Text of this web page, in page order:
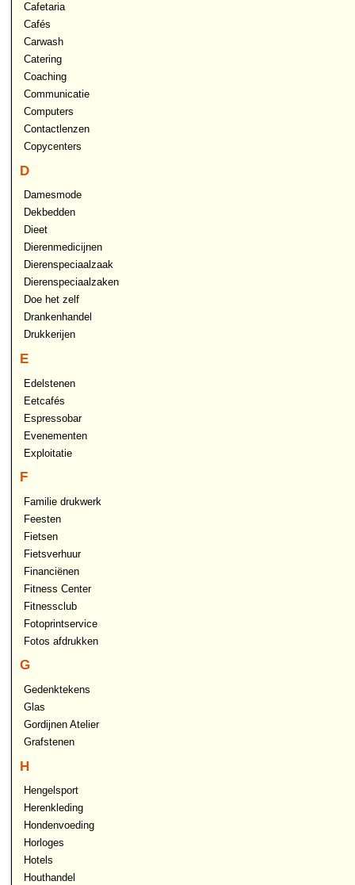
Cafetaria
Cafés
Carwash
Catering
Coaching
Communicatie
Computers
Contactlenzen
Copycenters
D
Damesmode
Dekbedden
Dieet
Dierenmedicijnen
Dierenspeciaalzaak
Dierenspeciaalzaken
Doe het zelf
Drankenhandel
Drukkerijen
E
Edelstenen
Eetcafés
Espressobar
Evenementen
Exploitatie
F
Familie drukwerk
Feesten
Fietsen
Fietsverhuur
Financiënen
Fitness Center
Fitnessclub
Fotoprintservice
Fotos afdrukken
G
Gedenktekens
Glas
Gordijnen Atelier
Grafstenen
H
Hengelsport
Herenkleding
Hondenvoeding
Horloges
Hotels
Houthandel